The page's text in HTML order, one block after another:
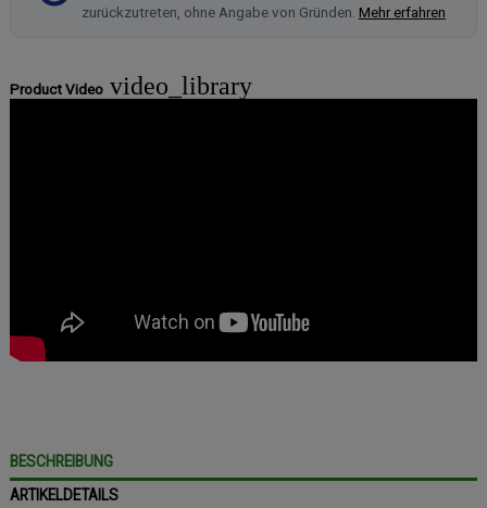
zurückzutreten, ohne Angabe von Gründen. Mehr erfahren
Product Video video_library
BESCHREIBUNG
ARTIKELDETAILS